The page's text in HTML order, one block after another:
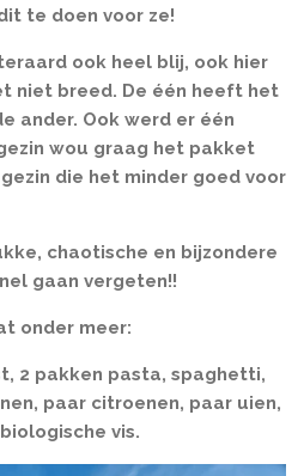
te doen voor ze!
ook heel blij, ook hier
niet breed. De één heeft het
ander. Ook werd er één
wou graag het pakket
die het minder goed voor
chaotische en bijzondere
gaan vergeten!!
onder meer:
2 pakken pasta, spaghetti,
paar citroenen, paar uien,
vis.